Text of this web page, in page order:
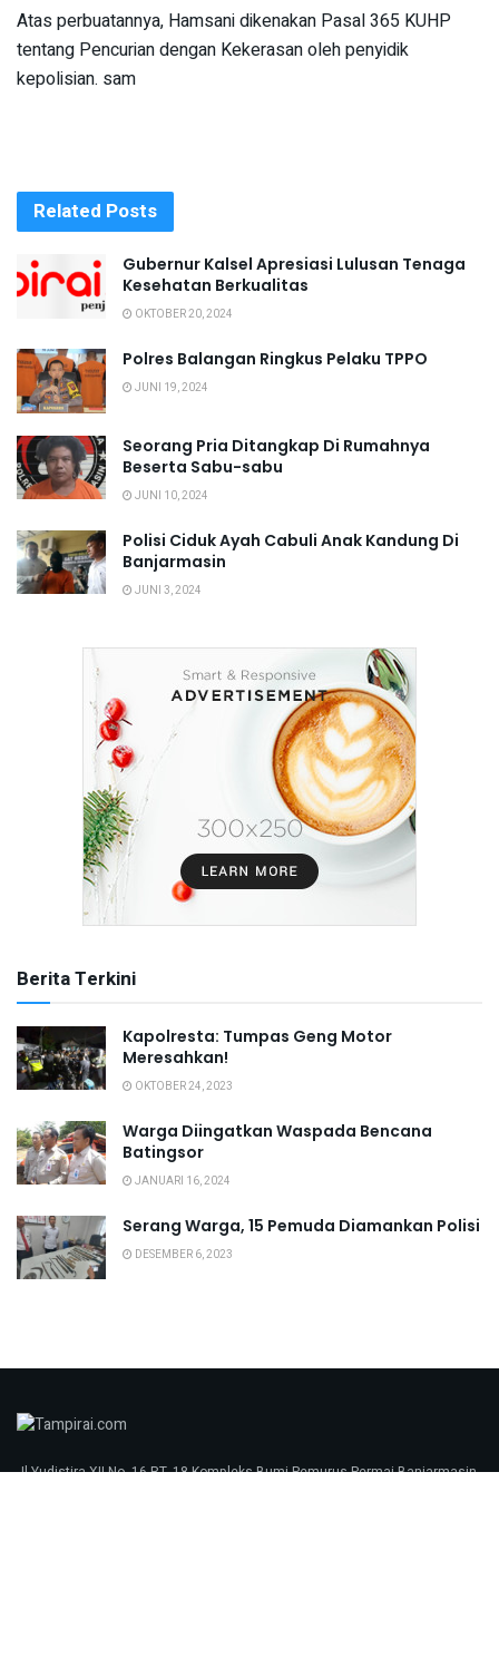
Atas perbuatannya, Hamsani dikenakan Pasal 365 KUHP
tentang Pencurian dengan Kekerasan oleh penyidik
kepolisian. sam
Related Posts
Gubernur Kalsel Apresiasi Lulusan Tenaga
Kesehatan Berkualitas
OKTOBER 20, 2024
Polres Balangan Ringkus Pelaku TPPO
JUNI 19, 2024
Seorang Pria Ditangkap Di Rumahnya
Beserta Sabu-sabu
JUNI 10, 2024
Polisi Ciduk Ayah Cabuli Anak Kandung Di
Banjarmasin
JUNI 3, 2024
Berita Terkini
Kapolresta: Tumpas Geng Motor
Meresahkan!
OKTOBER 24, 2023
Warga Diingatkan Waspada Bencana
Batingsor
JANUARI 16, 2024
Serang Warga, 15 Pemuda Diamankan Polisi
DESEMBER 6, 2023
Jl Yudistira XII No. 16 RT. 18 Kompleks Bumi Pemurus Permai Banjarmasin